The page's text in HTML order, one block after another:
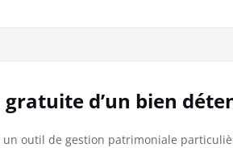
d’un bien
un outil de gestion patrimoniale